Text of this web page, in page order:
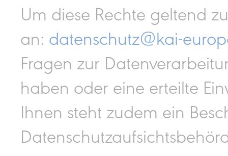
Um diese Rechte geltend
an: datenschutz@kai-
Fragen zur
haben oder eine erteilte
Ihnen steht zudem ein